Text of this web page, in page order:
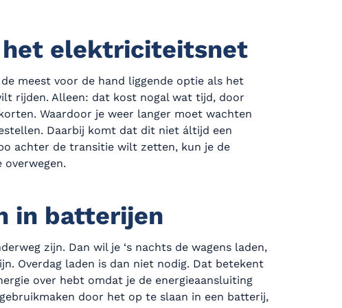
het elektriciteitsnet
meest voor de hand liggende optie als het
rijden. Alleen: dat kost nogal wat tijd, door
Waardoor je weer langer moet wachten
Daarbij komt dat dit niet áltijd een
achter de transitie wilt zetten, kun je de
in batterijen
zijn. Dan wil je ‘s nachts de wagens laden,
Overdag laden is dan niet nodig. Dat betekent
over hebt omdat je de energieaansluiting
door het op te slaan in een batterij,